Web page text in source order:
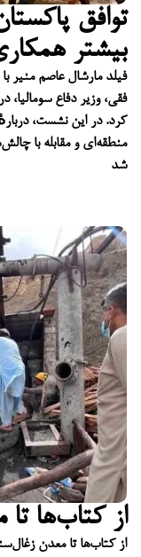
توافق
بیشتر
فیلد مارشال عاصم منیر
فقی، وزیر دفاع
کرد. در این نشست،
منطقه‌ای و مقابله با
شد
از کتاب‌ها
از کتاب‌ها تا معدن